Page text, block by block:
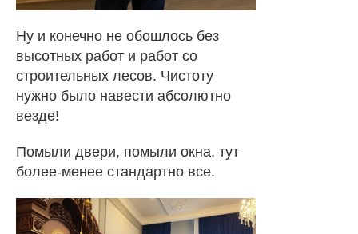
Ну и конечно не обошлось без
высотных работ и работ со
строительных лесов. Чистоту
нужно было навести абсолютно
везде!
Помыли двери, помыли окна, тут
более-менее стандартно все.